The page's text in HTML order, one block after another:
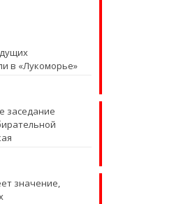
в «Лукоморье»
заседание
значение,